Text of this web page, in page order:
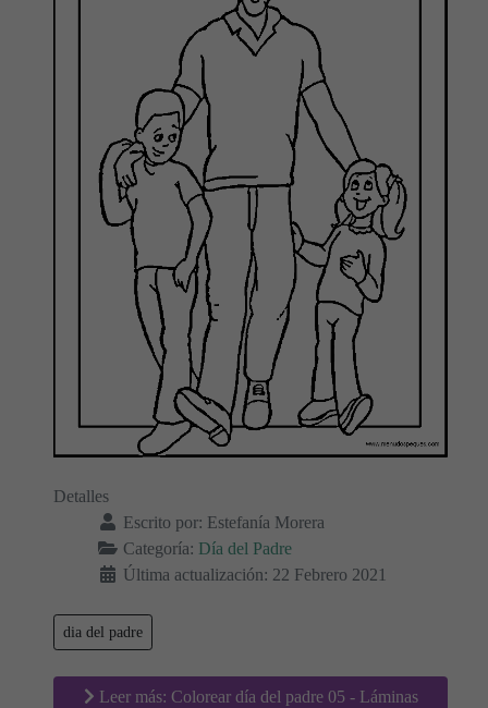
Detalles
Escrito por: Estefanía Morera
Categoría: Día del Padre
Última actualización: 22 Febrero 2021
dia del padre
Leer más: Colorear día del padre 05 - Láminas